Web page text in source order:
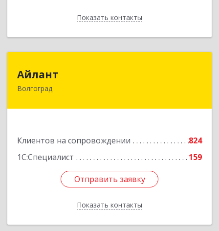
Показать контакты
Назад
Айлант
Волгоград
Клиентов на сопровождении
824
1С:Специалист
159
Отправить заявку
Показать контакты
400001, Волгоградская обл, Волгоград г, им
Отправить заявку
Назад